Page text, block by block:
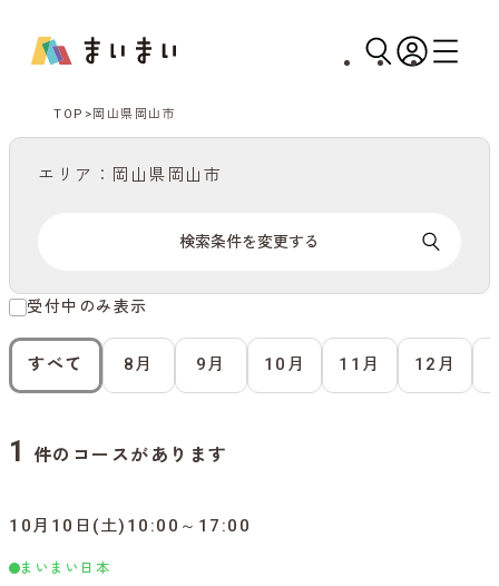
TOP 岡山県岡山市
エリア：岡山県岡山市
検索条件を変更する
受付中のみ表示
すべて 8月 9月 10月 11月 12月
1 件のコースがあります
10月10日(土)10:00～17:00
まいまい日本